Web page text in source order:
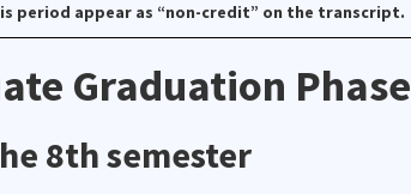
period appear as “non-credit” on the transcript.
Graduation Phase
8th semester